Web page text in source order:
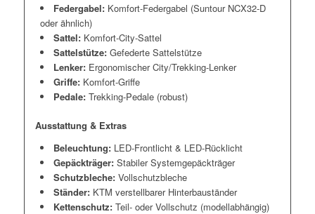
Federgabel:Komfort-Federgabel (Suntour NCX32-D
oder ähnlich)
Sattel:Komfort-City-Sattel
Sattelstütze:Gefederte Sattelstütze
Lenker:Ergonomischer City/Trekking-Lenker
Griffe:Komfort-Griffe
Pedale:Trekking-Pedale (robust)
Ausstattung & Extras
Beleuchtung:LED-Frontlicht & LED-Rücklicht
Gepäckträger:Stabiler Systemgepäckträger
Schutzbleche:Vollschutzbleche
Ständer:KTM verstellbarer Hinterbauständer
Kettenschutz:Teil- oder Vollschutz (modellabhängig)